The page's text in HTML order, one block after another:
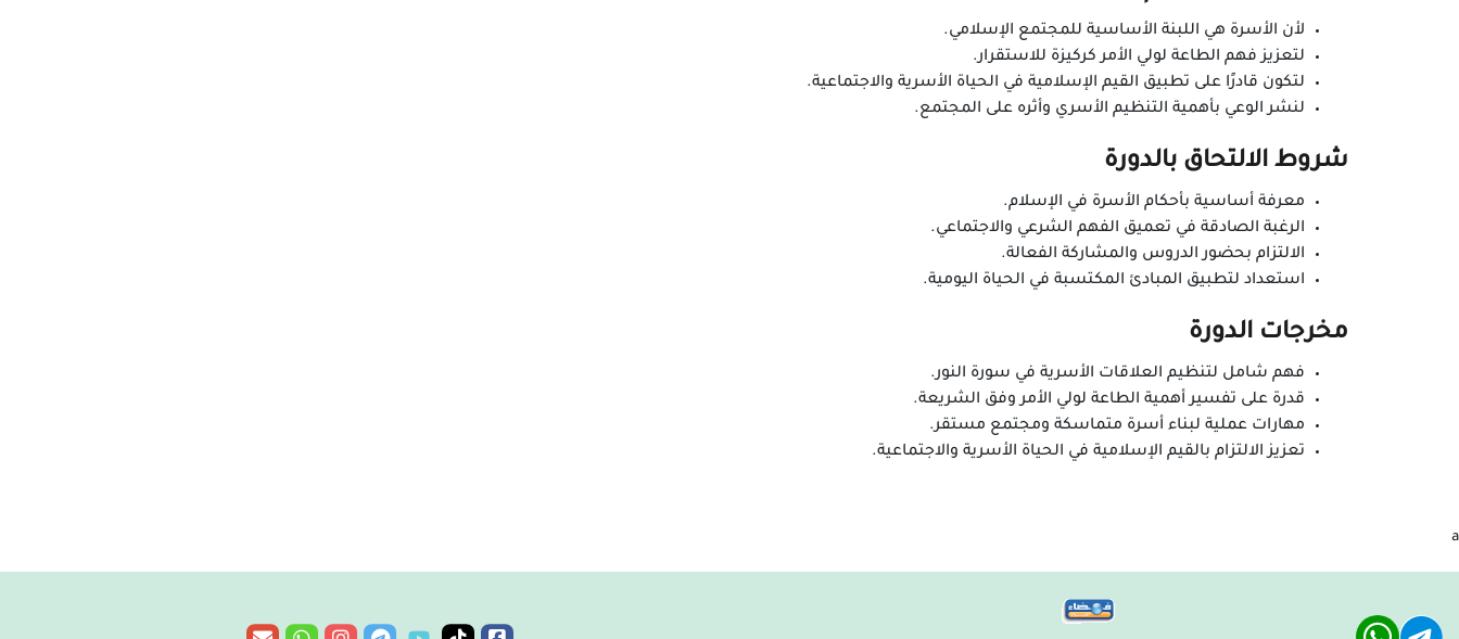
لأن الأسرة هي اللبنة الأساسية للمجتمع الإسلامي.
لتعزيز فهم الطاعة لولي الأمر كركيزة للاستقرار.
لتكون قادرًا على تطبيق القيم الإسلامية في الحياة الأسرية والاجتماعية.
لنشر الوعي بأهمية التنظيم الأسري وأثره على المجتمع.
شروط الالتحاق بالدورة
معرفة أساسية بأحكام الأسرة في الإسلام.
الرغبة الصادقة في تعميق الفهم الشرعي والاجتماعي.
الالتزام بحضور الدروس والمشاركة الفعالة.
استعداد لتطبيق المبادئ المكتسبة في الحياة اليومية.
مخرجات الدورة
فهم شامل لتنظيم العلاقات الأسرية في سورة النور.
قدرة على تفسير أهمية الطاعة لولي الأمر وفق الشريعة.
مهارات عملية لبناء أسرة متماسكة ومجتمع مستقر.
تعزيز الالتزام بالقيم الإسلامية في الحياة الأسرية والاجتماعية.
a